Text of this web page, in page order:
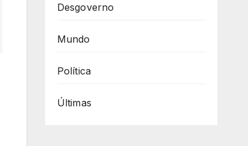
Desgoverno
Mundo
Política
Últimas